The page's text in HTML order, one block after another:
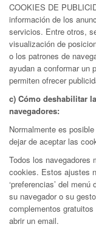
COOKIES DE
información de los
servicios. Entre otros,
visualización de
o los patrones de
ayudan a conformar un
permiten ofrecer
c) Cómo deshabilitar
navegadores:
Normalmente es
dejar de aceptar las
Todos los navegadores
cookies. Estos ajustes
‘preferencias’ del
su navegador o su
complementos
abrir un email.